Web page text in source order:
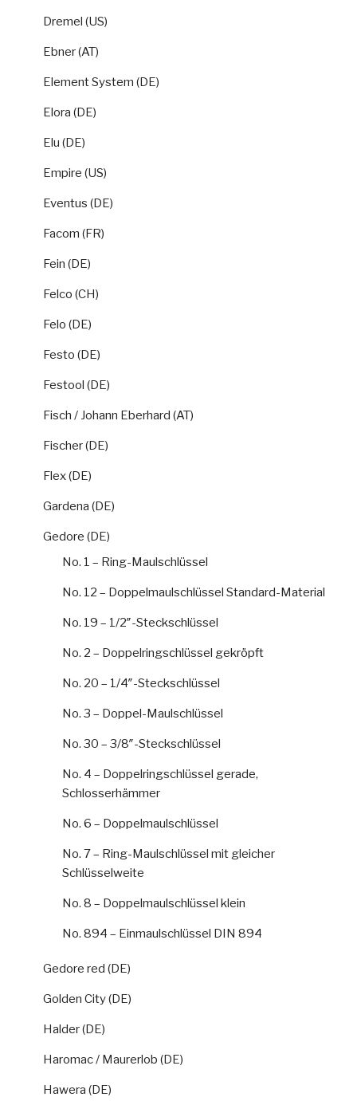
Dremel (US)
Ebner (AT)
Element System (DE)
Elora (DE)
Elu (DE)
Empire (US)
Eventus (DE)
Facom (FR)
Fein (DE)
Felco (CH)
Felo (DE)
Festo (DE)
Festool (DE)
Fisch / Johann Eberhard (AT)
Fischer (DE)
Flex (DE)
Gardena (DE)
Gedore (DE)
No. 1 – Ring-Maulschlüssel
No. 12 – Doppelmaulschlüssel Standard-Material
No. 19 – 1/2″-Steckschlüssel
No. 2 – Doppelringschlüssel gekröpft
No. 20 – 1/4″-Steckschlüssel
No. 3 – Doppel-Maulschlüssel
No. 30 – 3/8″-Steckschlüssel
No. 4 – Doppelringschlüssel gerade,
Schlosserhämmer
No. 6 – Doppelmaulschlüssel
No. 7 – Ring-Maulschlüssel mit gleicher
Schlüsselweite
No. 8 – Doppelmaulschlüssel klein
No. 894 – Einmaulschlüssel DIN 894
Gedore red (DE)
Golden City (DE)
Halder (DE)
Haromac / Maurerlob (DE)
Hawera (DE)